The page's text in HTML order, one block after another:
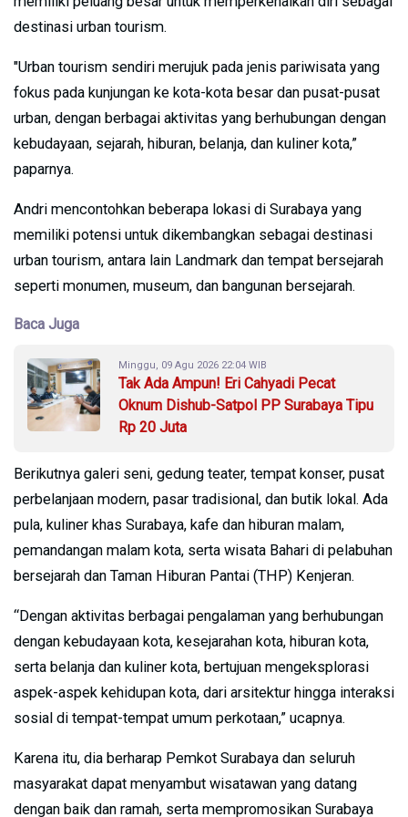
destinasi urban tourism.
"Urban tourism sendiri merujuk pada jenis pariwisata yang
fokus pada kunjungan ke kota-kota besar dan pusat-pusat
urban, dengan berbagai aktivitas yang berhubungan dengan
kebudayaan, sejarah, hiburan, belanja, dan kuliner kota,”
paparnya.
Andri mencontohkan beberapa lokasi di Surabaya yang
memiliki potensi untuk dikembangkan sebagai destinasi
urban tourism, antara lain Landmark dan tempat bersejarah
seperti monumen, museum, dan bangunan bersejarah.
Baca Juga
Minggu, 09 Agu 2026 22:04 WIB
Tak Ada Ampun! Eri Cahyadi Pecat
Oknum Dishub-Satpol PP Surabaya Tipu
Rp 20 Juta
Berikutnya galeri seni, gedung teater, tempat konser, pusat
perbelanjaan modern, pasar tradisional, dan butik lokal. Ada
pula, kuliner khas Surabaya, kafe dan hiburan malam,
pemandangan malam kota, serta wisata Bahari di pelabuhan
bersejarah dan Taman Hiburan Pantai (THP) Kenjeran.
“Dengan aktivitas berbagai pengalaman yang berhubungan
dengan kebudayaan kota, kesejarahan kota, hiburan kota,
serta belanja dan kuliner kota, bertujuan mengeksplorasi
aspek-aspek kehidupan kota, dari arsitektur hingga interaksi
sosial di tempat-tempat umum perkotaan,” ucapnya.
Karena itu, dia berharap Pemkot Surabaya dan seluruh
masyarakat dapat menyambut wisatawan yang datang
dengan baik dan ramah, serta mempromosikan Surabaya